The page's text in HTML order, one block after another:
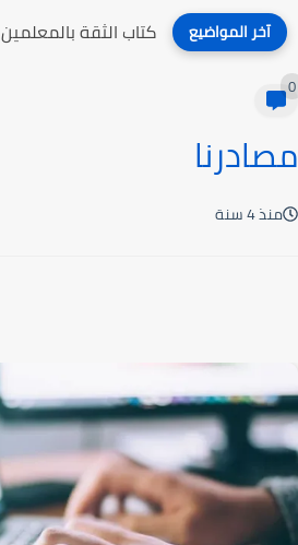
آخر المواضيع كتاب الثقة بالمعلمين
0
مصادرنا
منذ 4 سنة